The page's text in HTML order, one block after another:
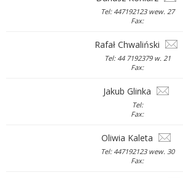
Tel: 447192123 wew. 27
Fax:
Rafał Chwaliński
Tel: 44 7192379 w. 21
Fax:
Jakub Glinka
Tel:
Fax:
Oliwia Kaleta
Tel: 447192123 wew. 30
Fax: